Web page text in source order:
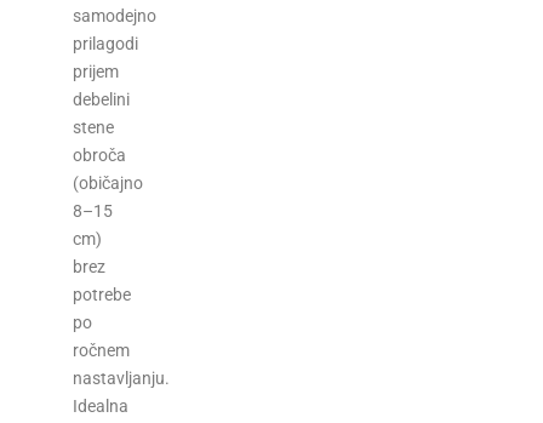
samodejno
prilagodi
prijem
debelini
stene
obroča
(običajno
8–15
cm)
brez
potrebe
po
ročnem
nastavljanju.
Idealna